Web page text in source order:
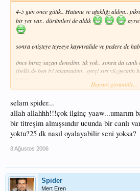
4-5 gün önce gittik.. Hatunu ve ufaklığı aldım..
bir yer var.. dürümleri de aldık
sonra enişteye teyzeye kayınvalide ve pedere de
önce biraz sazan denedim. tık yok.. sonra da
(belki de ben iyi takamadım.. gerçi sırt yüzgecinin
kayboldu..20-25 dk uğraştık.. kayınpeder elinde
tuttu.. ben de misineden tuttum ama çekemedik...
ne olduğunu bilmiyorum.. ama çektiğimde çelik
Hepsini görüntüle...
selam spider...
allah allahhh!!!çok ilginç yaaw...umarım
bir titreşim almışsındır ucunda bir canlı
yoktu?25 dk nasıl oyalayabilir seni yoksa?
8 Ağustos 2006
Spider
Mert Eren